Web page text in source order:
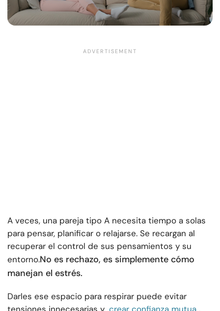
A veces, una pareja tipo A necesita tiempo a solas
para pensar, planificar o relajarse. Se recargan al
recuperar el control de sus pensamientos y su
entorno.No es rechazo, es simplemente cómo
manejan el estrés.
Darles ese espacio para respirar puede evitar
tensiones innecesarias y crear confianza mutua .